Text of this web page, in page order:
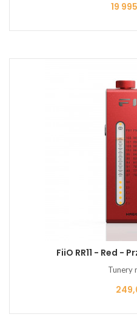
Cena
19
FiiO RR11 - Red -
Tunery
Cena